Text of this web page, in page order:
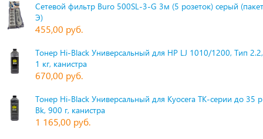
Сетевой фильтр Buro 500SL-3-G 3м (5 розеток) серый
Э)
455,00 руб.
Тонер Hi-Black Универсальный для HP LJ 1010/1200, Тип
1 кг, канистра
670,00 руб.
Тонер Hi-Black Универсальный для Kyocera TK-серии до 35
Bk, 900 г, канистра
1 165,00 руб.